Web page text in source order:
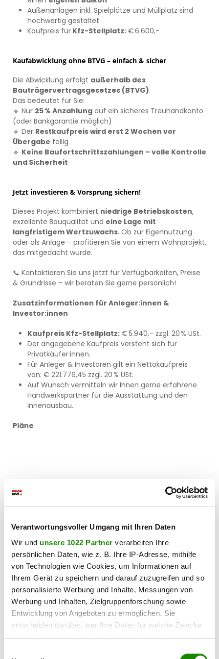
Verantwortungsvoller Umgang mit Ihren Daten
Wir und unsere 1022 Partner verarbeiten Ihre
persönlichen Daten, wie z. B. Ihre IP-Adresse, mithilfe
von Technologien wie Cookies, um Informationen auf
Ihrem Gerät zu speichern und darauf zuzugreifen und so
personalisierte Werbung und Inhalte, Messungen von
Werbung und Inhalten, Zielgruppenforschung sowie
Entwicklung von Angeboten zu ermöglichen. Sie
entscheiden darüber, wer Ihre Daten für welche Zwecke
nutzt. Sie können Ihre Einwilligung jederzeit über die
Außenanlagen inkl. Spielplätze und Müllplatz sind
hochwertig gestaltet
Kaufpreis fürKfz-Stellplatz:€ 6.600,-
Kaufabwicklung ohne BTVG – einfach & sicher
Die Abwicklung erfolgt außerhalb des
Bauträgervertragsgesetzes (BTVG).
Das bedeutet für Sie:
🔹 Nur 25 % Anzahlungauf ein sicheres Treuhandkonto
(oder Bankgarantie möglich)
🔹 Der Restkaufpreis wird erst 2 Wochen vor
Übergabe fällig
🔹 Keine Baufortschrittszahlungen – volle Kontrolle
und Sicherheit
Jetzt investieren & Vorsprung sichern!
Dieses Projekt kombiniert niedrige Betriebskosten,
exzellente Bauqualität und eine Lage mit
langfristigem Wertzuwachs. Ob zur Eigennutzung
oder als Anlage – profitieren Sie von einem Wohnprojekt,
das mitgedacht wurde.
📞 Kontaktieren Sie uns jetzt für Verfügbarkeiten, Preise
& Grundrisse – wir beraten Sie gerne persönlich!
Zusatzinformationen für Anleger:innen &
Investor:innen
Kaufpreis Kfz-Stellplatz:€ 5.940,– zzgl. 20 % USt.
Der angegebene Kaufpreis versteht sich für
Privatkäufer:innen.
Für Anleger & Investoren gilt ein Nettokaufpreis
von: € 221.776,45 zzgl. 20 % USt.
Auf Wunsch vermitteln wir Ihnen gerne erfahrene
Handwerkspartner für die Ausstattung und den
Innenausbau.
Pläne